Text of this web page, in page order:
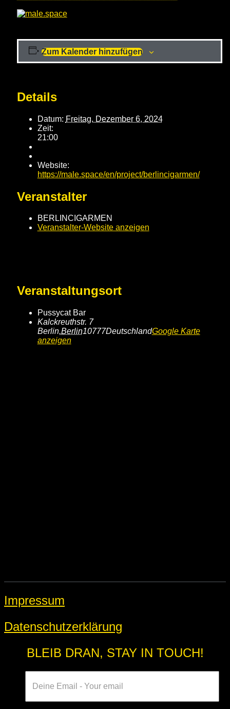
Zum Kalender hinzufügen
Details
Datum: Freitag, Dezember 6, 2024
Zeit:
21:00
Website:
https://male.space/en/project/berlincigarmen/
Veranstalter
BERLINCIGARMEN
Veranstalter-Website anzeigen
Veranstaltungsort
Pussycat Bar
Kalckreuthstr. 7
Berlin,Berlin10777DeutschlandGoogle Karte
anzeigen
Impressum
Datenschutzerklärung
BLEIB DRAN, STAY IN TOUCH!